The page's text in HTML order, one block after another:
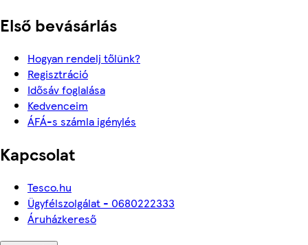
Első bevásárlás
Hogyan rendelj tőlünk?
Regisztráció
Idősáv foglalása
Kedvenceim
ÁFÁ-s számla igénylés
Kapcsolat
Tesco.hu
Ügyfélszolgálat - 0680222333
Áruházkereső